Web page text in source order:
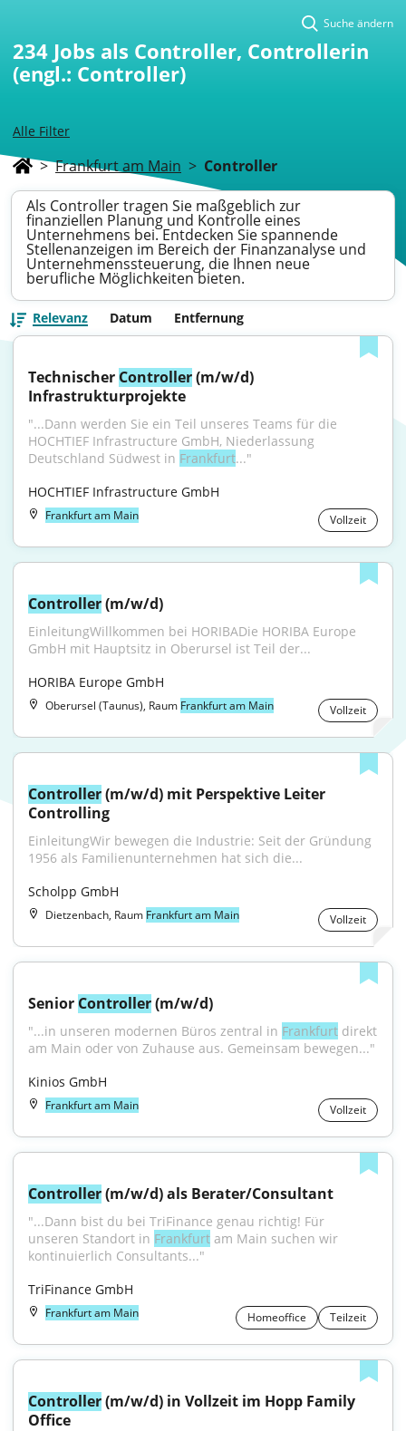
Alle Filter
Suche ändern
234 Jobs als Controller, Controllerin
(engl.: Controller)
> Frankfurt am Main > Controller
Als Controller tragen Sie maßgeblich zur
finanziellen Planung und Kontrolle eines
Unternehmens bei. Entdecken Sie spannende
Stellenanzeigen im Bereich der Finanzanalyse und
Unternehmenssteuerung, die Ihnen neue
berufliche Möglichkeiten bieten.
Relevanz Datum Entfernung
Technischer Controller (m/w/d)
Infrastrukturprojekte
"...Dann werden Sie ein Teil unseres Teams für die
HOCHTIEF Infrastructure GmbH, Niederlassung
Deutschland Südwest in Frankfurt..."
HOCHTIEF Infrastructure GmbH
Frankfurt am Main Vollzeit
Controller (m/w/d)
EinleitungWillkommen bei HORIBADie HORIBA Europe
GmbH mit Hauptsitz in Oberursel ist Teil der...
HORIBA Europe GmbH
Oberursel (Taunus), Raum Frankfurt am Main Vollzeit
Controller (m/w/d) mit Perspektive Leiter
Controlling
EinleitungWir bewegen die Industrie: Seit der Gründung
1956 als Familienunternehmen hat sich die...
Scholpp GmbH
Dietzenbach, Raum Frankfurt am Main Vollzeit
Senior Controller (m/w/d)
"...in unseren modernen Büros zentral in Frankfurt direkt
am Main oder von Zuhause aus. Gemeinsam bewegen..."
Kinios GmbH
Frankfurt am Main Vollzeit
Controller (m/w/d) als Berater/Consultant
"...Dann bist du bei TriFinance genau richtig! Für
unseren Standort in Frankfurt am Main suchen wir
kontinuierlich Consultants..."
TriFinance GmbH
Frankfurt am Main Homeoffice Teilzeit
Controller (m/w/d) in Vollzeit im Hopp Family
Office